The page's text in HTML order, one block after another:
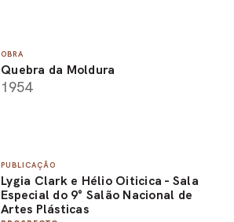
OBRA
Quebra da Moldura
1954
PUBLICAÇÃO
Lygia Clark e Hélio Oiticica - Sala
Especial do 9° Salão Nacional de
Artes Plásticas